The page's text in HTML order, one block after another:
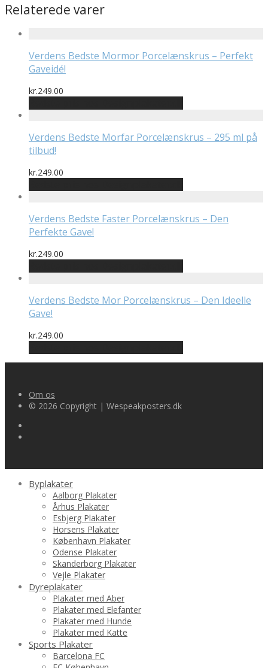
Relaterede varer
Verdens Bedste Mormor Porcelænskrus – Perfekt
Gaveidé!
kr.249.00
Verdens Bedste Morfar Porcelænskrus – 295 ml på
tilbud!
kr.249.00
Verdens Bedste Faster Porcelænskrus – Den
Perfekte Gave!
kr.249.00
Verdens Bedste Mor Porcelænskrus – Den Ideelle
Gave!
kr.249.00
Om os
© 2026 Copyright | Wespeakposters.dk
Byplakater
Aalborg Plakater
Århus Plakater
Esbjerg Plakater
Horsens Plakater
København Plakater
Odense Plakater
Skanderborg Plakater
Vejle Plakater
Dyreplakater
Plakater med Aber
Plakater med Elefanter
Plakater med Hunde
Plakater med Katte
Sports Plakater
Barcelona FC